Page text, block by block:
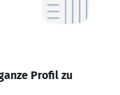
Profil zu